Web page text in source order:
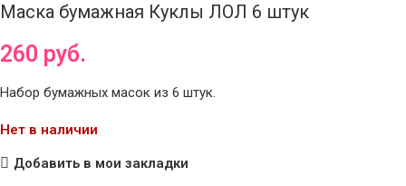
Маска бумажная Куклы ЛОЛ 6 штук
260 руб.
Набор бумажных масок из 6 штук.
Нет в наличии
Добавить в мои закладки